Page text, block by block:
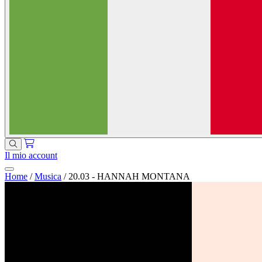
Il mio account
Home / Musica / 20.03 - HANNAH MONTANA